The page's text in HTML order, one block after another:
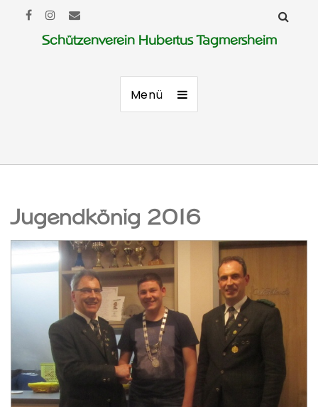
Schützenverein Hubertus Tagmersheim
Menü
Jugendkönig 2016